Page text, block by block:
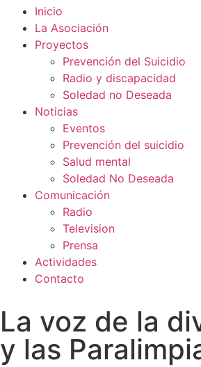
Inicio
La Asociación
Proyectos
Prevención del Suicidio
Radio y discapacidad
Soledad no Deseada
Noticias
Eventos
Prevención del suicidio
Salud mental
Soledad No Deseada
Comunicación
Radio
Television
Prensa
Actividades
Contacto
La voz de la
y las